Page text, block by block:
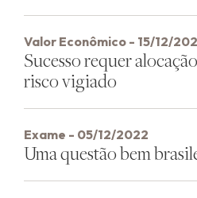
Valor Econômico - 15/12/
Sucesso requer
risco vigiado
Exame - 05/12/2022
Uma questão bem